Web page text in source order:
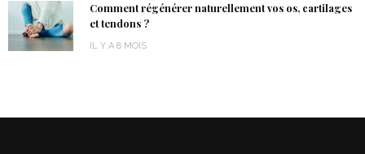
Comment régénérer naturellement vos os, cartilages
et tendons ?
IL Y A 8 MOIS